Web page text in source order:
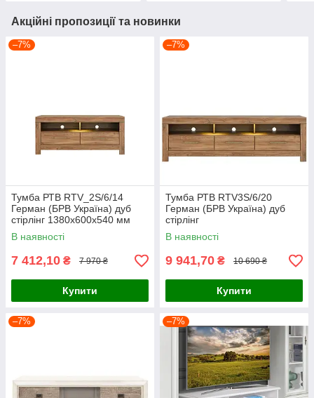
Акційні пропозиції та новинки
–7%
Тумба РТВ RTV_2S/6/14
Герман (БРВ Україна) дуб
стірлінг 1380х600х540 мм
В наявності
7 412,10 ₴ 7 970 ₴
Купити
–7%
Тумба РТВ RTV3S/6/20
Герман (БРВ Україна) дуб
стірлінг
В наявності
9 941,70 ₴ 10 690 ₴
Купити
–7% –7%